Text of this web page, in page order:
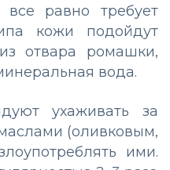
все равно требует
кожи подойдут
отвара ромашки,
вода.
ухаживать за
(оливковым,
ими.